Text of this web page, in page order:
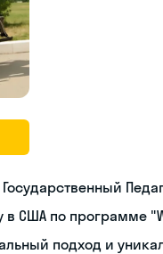
в США по программе
подход и